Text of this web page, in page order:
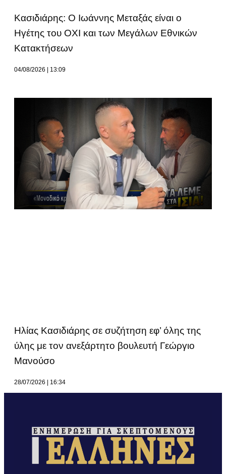
Κασιδιάρης: Ο Ιωάννης Μεταξάς είναι ο
Ηγέτης του ΟΧΙ και των Μεγάλων Εθνικών
Κατακτήσεων
04/08/2026 13:09
Ηλίας Κασιδιάρης σε συζήτηση εφ’ όλης της
ύλης με τον ανεξάρτητο βουλευτή Γεώργιο
Μανούσο
28/07/2026 16:34